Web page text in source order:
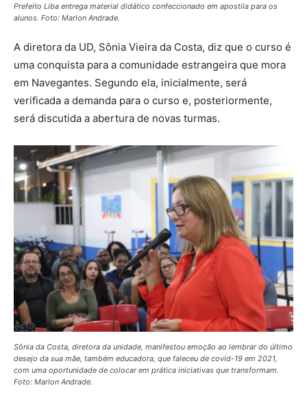
Prefeito Liba entrega material didático confeccionado em apostila para os
alunos. Foto: Marlon Andrade.
A diretora da UD, Sônia Vieira da Costa, diz que o curso é
uma conquista para a comunidade estrangeira que mora
em Navegantes. Segundo ela, inicialmente, será
verificada a demanda para o curso e, posteriormente,
será discutida a abertura de novas turmas.
Sônia da Costa, diretora da unidade, manifestou emoção ao lembrar do último
desejo da sua mãe, também educadora, que faleceu de covid-19 em 2021,
com uma oportunidade de colocar em prática iniciativas que transformam.
Foto: Marlon Andrade.